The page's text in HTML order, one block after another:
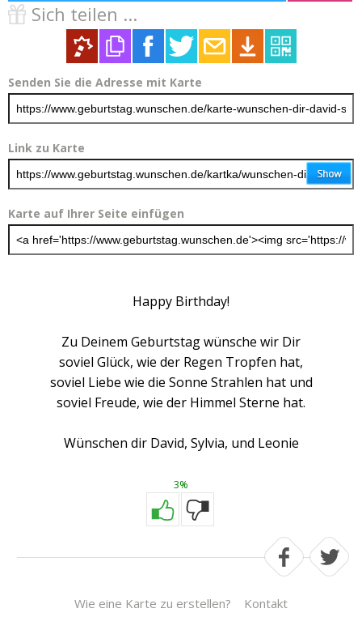
Sich teilen ...
Senden Sie die Adresse mit Karte
Link zu Karte
Karte auf Ihrer Seite einfügen
Happy Birthday!
Zu Deinem Geburtstag wünsche wir Dir
soviel Glück, wie der Regen Tropfen hat,
soviel Liebe wie die Sonne Strahlen hat und
soviel Freude, wie der Himmel Sterne hat.
Wünschen dir David, Sylvia, und Leonie
3%
Wie eine Karte zu erstellen? Kontakt